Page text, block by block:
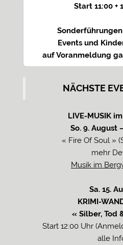
Start 11:00 +
Events und
auf Voranmeldung
NÄCHSTE
LIVE-MUSIK
So. 9. August
« Fire Of Soul »
mehr
Musik im
Sa. 15.
KRIMI-
« Silber, Tod
Start 12:00 Uhr
alle